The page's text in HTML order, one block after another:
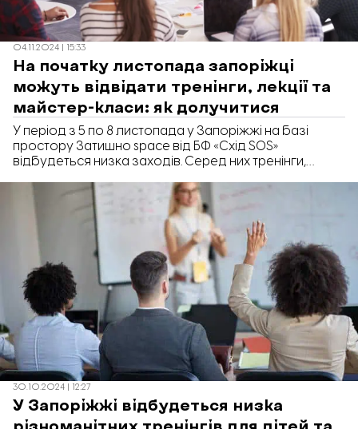
04.11.2024 | 15:33
На початку листопада запоріжці
можуть відвідати тренінги, лекції та
майстер-класи: як долучитися
У період з 5 по 8 листопада у Запоріжжі на базі
простору Затишно space від БФ «Схід SOS»
відбудеться низка заходів. Серед них тренінги,
Долучитися до них можуть усі охочі.
30.10.2024 | 12:27
У Запоріжжі відбудеться низка
різноманітних тренінгів для дітей та